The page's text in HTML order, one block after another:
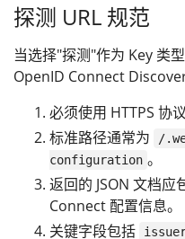
探测 URL 规范
当选择"探测"作为 Key 类
OpenID Connect
必须使用 HTTPS 协议
标准路径通常为
/
configuration 。
返回的 JSON 文档
Connect 配置信息。
关键字段包括